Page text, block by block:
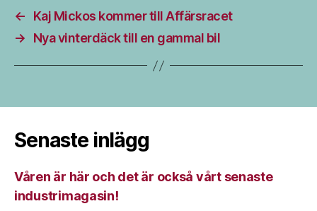
←
Kaj Mickos kommer till Affärsracet
→
Nya vinterdäck till en gammal bil
Senaste inlägg
Våren är här och det är också vårt senaste
industrimagasin!